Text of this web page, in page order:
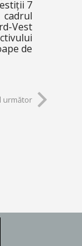
7
Vest
de
următor